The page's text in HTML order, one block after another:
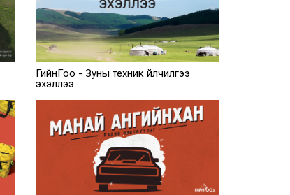
ГийнГоо - Зуны техник үйлчилгээ
эхэллээ